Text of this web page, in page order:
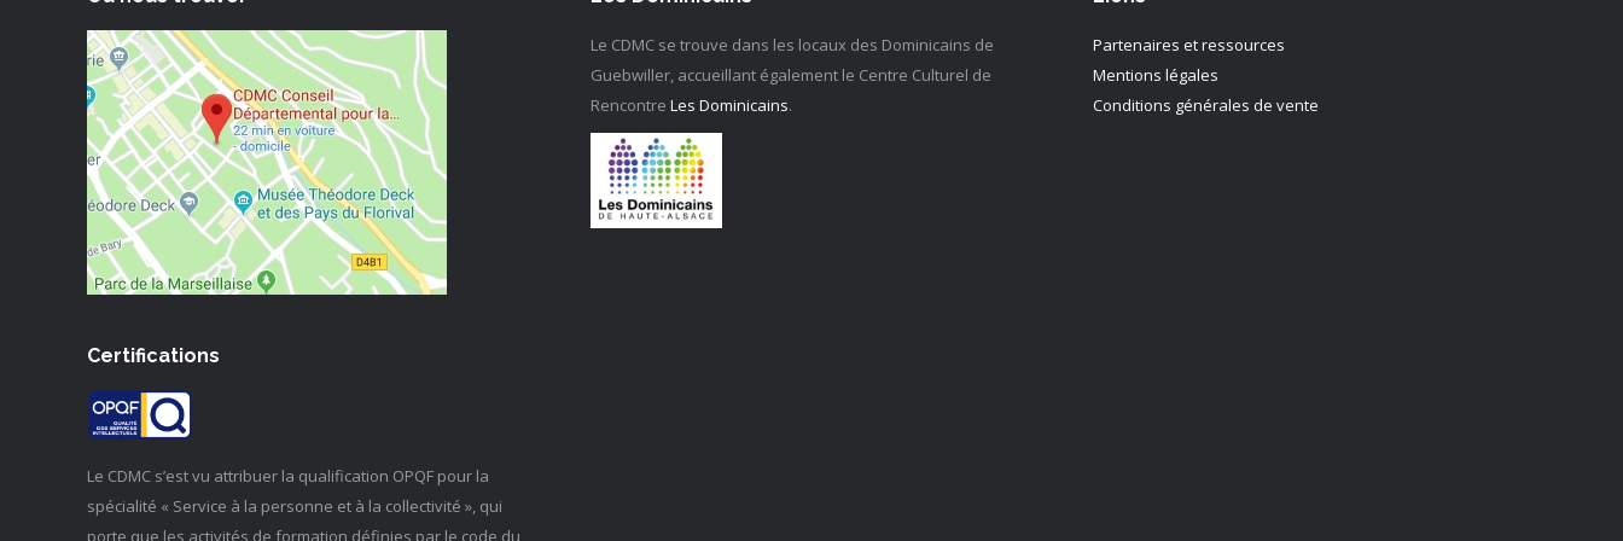
Le CDMC se trouve dans les locaux des Dominicains de
Guebwiller, accueillant également le Centre Culturel de
Rencontre Les Dominicains.
Partenaires et ressources
Mentions légales
Conditions générales de vente
Certifications
Le CDMC s’est vu attribuer la qualification OPQF pour la
spécialité « Service à la personne et à la collectivité », qui
porte que les activités de formation définies par le code du